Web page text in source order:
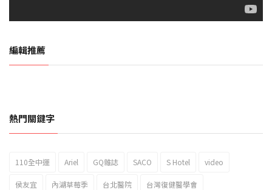
編輯推薦
2023新北市北海岸國際風箏節「風在石起」霸氣回歸
熱門關鍵字
110全中運 Ariel GQ雜誌 SACO S Hotel video
侯友宜 內湖草莓季 台北醫院 台灣復健醫學會